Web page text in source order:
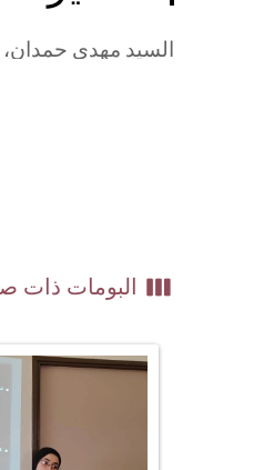
السيد مهدي
view_week البومات ذات